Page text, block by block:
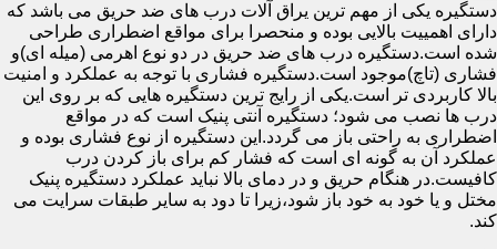
دستگیره یکی از مهم ترین یراق آلات درب های ضد حریق می باشد که
دارای اهمییت بالایی بوده و منحصرا برای مواقع اضطراری طراحی
شده است.دستگیره درب های ضد حریق در دو نوع اهرمی (میله ای)و
فشاری (تاچ)موجود است.دستگیره فشاری با توجه به عملکرد و امنیت
بالا کاربردی تر است.یکی از رایج ترین دستگیره هایی که بر روی این
درب ها نصب می شود؛ دستگیره آنتی پنیک است که در مواقع
اضطراری به راحتی باز می گردد.این دستگیره از نوع فشاری بوده و
عملکرد آن به گونه ای است که فشار کم برای باز کردن درب
کافیست.در هنگام حریق و در دمای بالا نباید عملکرد دستگیره پنیک
مختل و یا خود به خود باز شود،زیرا تا دود به سایر طبقات سرایت می
کند.